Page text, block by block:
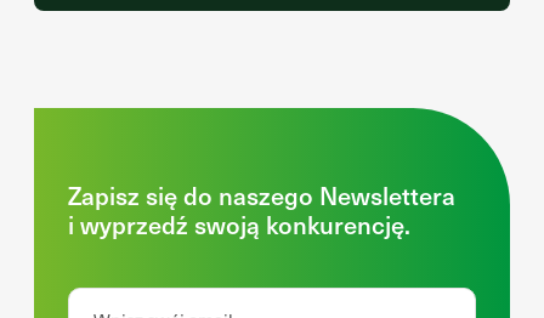
Zapisz się do naszego Newslettera
i wyprzedź swoją konkurencję.